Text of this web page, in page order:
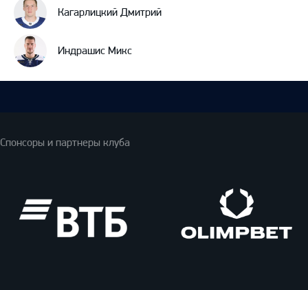
Кагарлицкий Дмитрий
Индрашис Микс
Спонсоры и партнеры клуба